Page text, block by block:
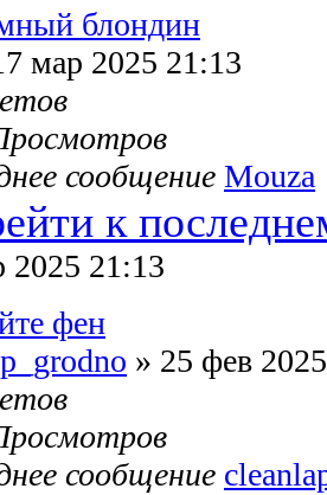
блондин
мар 2025 21:13
сообщение Mouza
2025 21:13
фен
» 25 фев
сообщение